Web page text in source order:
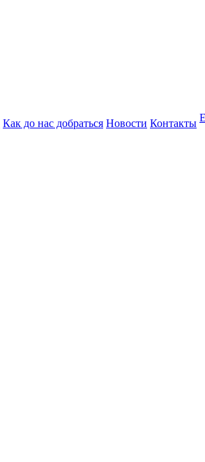
Как до нас добраться Новости Контакты